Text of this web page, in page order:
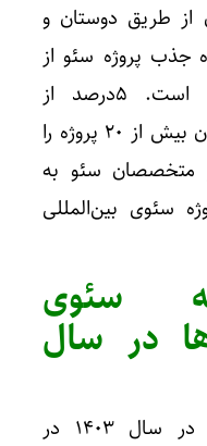
طریق دوستان و
جذب پروژه سئو از
سوی متخصصان سئو بوده است. ۵درصد از
متخصصان سئو به‌شکل هم‌زمان بیش از ۲۰ پروژه را
و ۲درصد از متخصصان سئو به
بیش از ۵ پروژه سئوی بین‌المللی
سئوی
در سال
۵۷درصد از متخصصان سئو در سال ۱۴۰۳ در